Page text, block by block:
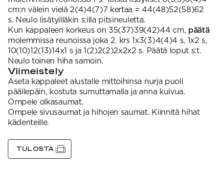
cm:n välein vielä 2(4)4(7)7 kertaa = 44(48)52(58)62
s. Neulo lisätyilläkin s:illa pitsineuletta.
Kun kappaleen korkeus on 35(37)39(42)44 cm, päätä
molemmissa reunoissa joka 2. krs 1x3(3)4(4)4 s, 1x2 s,
10(10)12(13)14x1 s ja 1(2)2(2)2x2x2 s. Päätä loput s:t.
Neulo toinen hiha samoin.
Viimeistely
Aseta kappaleet alustalle mittoihinsa nurja puoli
päällepäin, kostuta sumuttamalla ja anna kuivua.
Ompele olkasaumat.
Ompele sivusaumat ja hihojen saumat. Kiinnitä hihat
kädenteille.
TULOSTA